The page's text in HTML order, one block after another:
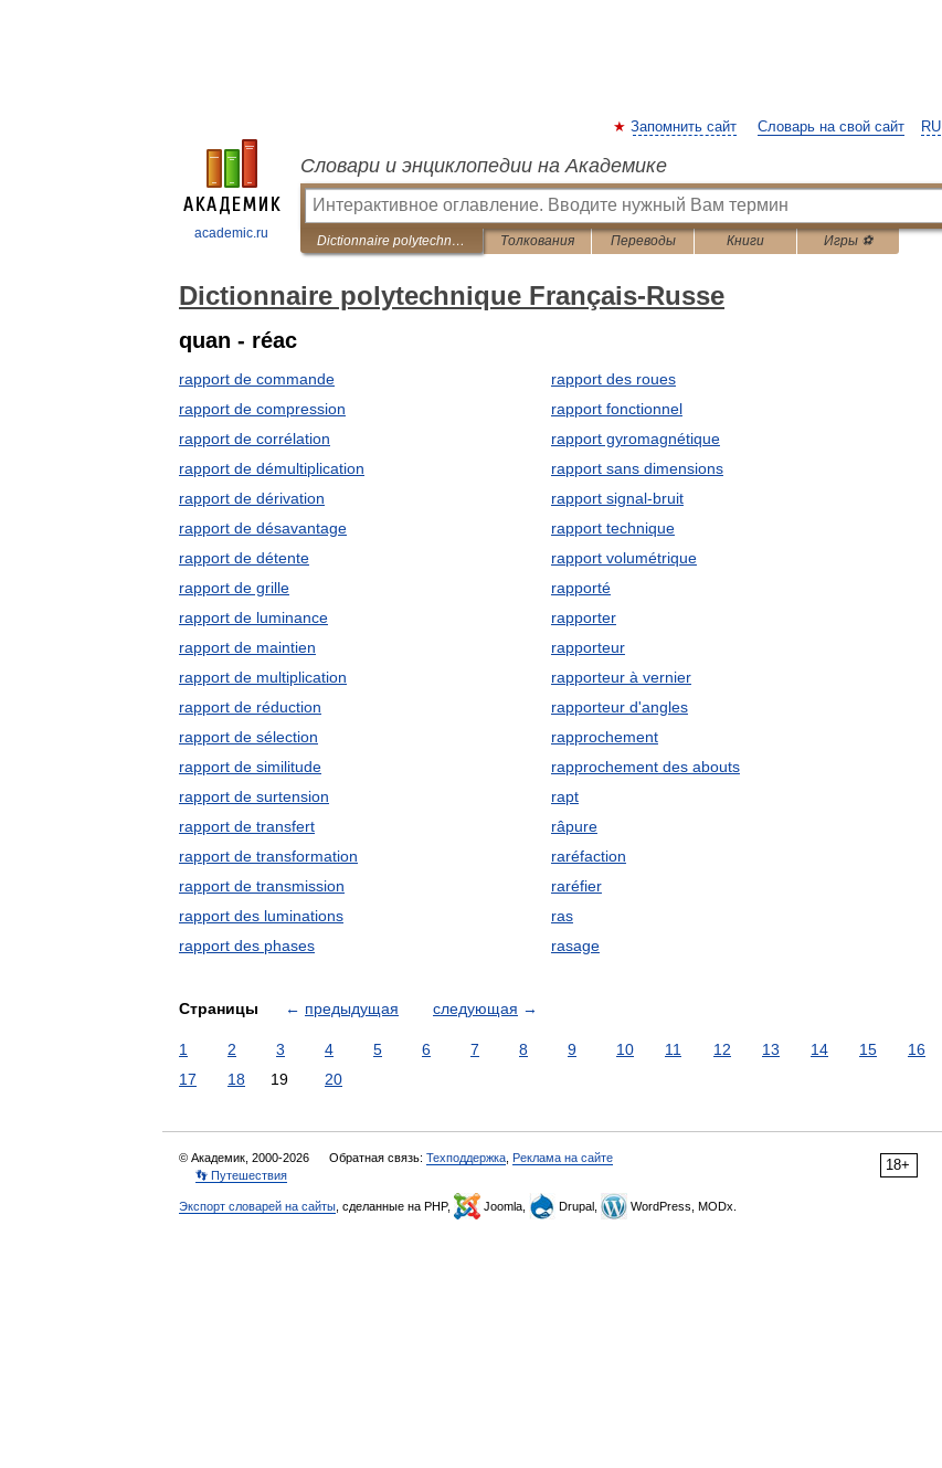
academic.ru
RU
Запомнить сайт Словарь на свой сайт
Словари и энциклопедии на Академике
Dictionnaire polytechnique Français-Russe Толкования Переводы Книги Игры ⚽
Dictionnaire polytechnique Français-Russe
quan - réac
rapport de commande
rapport de compression
rapport de corrélation
rapport de démultiplication
rapport de dérivation
rapport de désavantage
rapport de détente
rapport de grille
rapport de luminance
rapport de maintien
rapport de multiplication
rapport de réduction
rapport de sélection
rapport de similitude
rapport de surtension
rapport de transfert
rapport de transformation
rapport de transmission
rapport des luminations
rapport des phases
rapport des roues
rapport fonctionnel
rapport gyromagnétique
rapport sans dimensions
rapport signal-bruit
rapport technique
rapport volumétrique
rapporté
rapporter
rapporteur
rapporteur à vernier
rapporteur d'angles
rapprochement
rapprochement des abouts
rapt
râpure
raréfaction
raréfier
ras
rasage
Страницы ← предыдущая следующая →
1 2 3 4 5 6 7 8 9 10 11 12 13 14 15
16
17
18 19 20
18+
© Академик, 2000-2026 Обратная связь: Техподдержка Реклама на сайте
👣 Путешествия
Экспорт словарей на сайты , сделанные на PHP, Joomla, Drupal, WordPress, MODx.